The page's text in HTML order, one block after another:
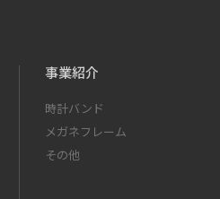
事業紹介
時計バンド
メガネフレーム
その他